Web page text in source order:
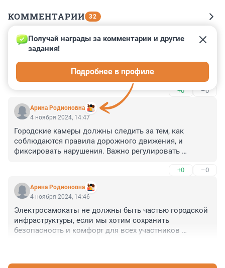
КОММЕНТАРИИ 32
Гость
24 ноября 2024, 14:36
Прекрасная идея залить город раздражающим
красным светом! Лучше бы вывезли их.
+0 –0
Арина Родионовна
Получай награды за комментарии и другие
задания!
Подробнее в профиле
4 ноября 2024, 14:47
Городские камеры должны следить за тем, как
соблюдаются правила дорожного движения, и
фиксировать нарушения. Важно регулировать
+0 –0
Арина Родионовна
4 ноября 2024, 14:46
Электросамокаты не должны быть частью городской
инфраструктуры, если мы хотим сохранить
безопасность и комфорт для всех участников